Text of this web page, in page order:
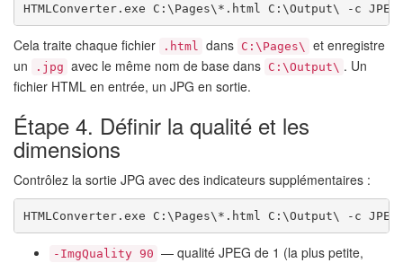
HTMLConverter.exe C:\Pages\*.html C:\Output\ -c JPEG
Cela traite chaque fichier .html dans C:\Pages\
et enregistre
un
.jpg avec le même nom de base dans C:\Output\ . Un
fichier HTML en entrée, un JPG en sortie.
Étape 4. Définir la qualité et les
dimensions
Contrôlez la sortie JPG avec des indicateurs supplémentaires :
HTMLConverter.exe C:\Pages\*.html C:\Output\ -c
-ImgQuality 90 — qualité JPEG de 1 (la plus petite,